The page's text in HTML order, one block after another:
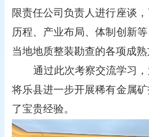
限责任公司负责人进行座谈
历程、产业布局、体制创新
当地地质整装勘查的各项成熟
通过此次考察交流学习
将乐县进一步开展稀有金属
了宝贵经验。